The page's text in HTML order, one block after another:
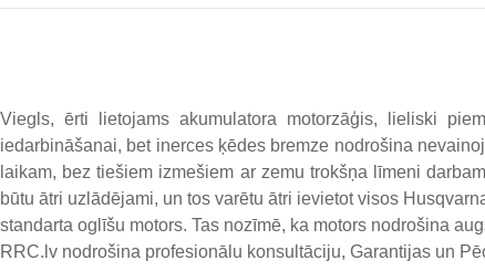
Viegls, ērti lietojams akumulatora motorzāģis, lieliski
iedarbināšanai, bet inerces ķēdes bremze nodrošina
laikam, bez tiešiem izmešiem ar zemu trokšņa līmeni
būtu ātri uzlādējami, un tos varētu ātri ievietot visos
standarta oglīšu motors. Tas nozīmē, ka motors nodrošina
RRC.lv nodrošina profesionālu konsultāciju, Garantijas un